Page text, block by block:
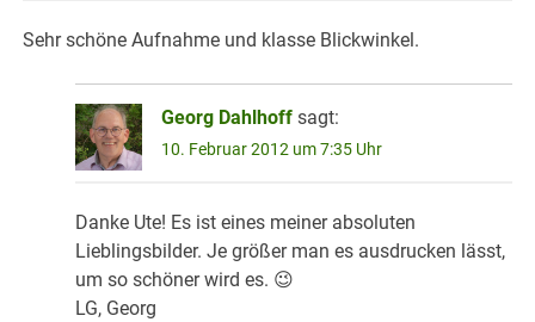
Sehr schöne Aufnahme und klasse Blickwinkel.
Georg Dahlhoff sagt:
10. Februar 2012 um 7:35 Uhr
Danke Ute! Es ist eines meiner absoluten
Lieblingsbilder. Je größer man es ausdrucken lässt,
um so schöner wird es. 😉
LG, Georg